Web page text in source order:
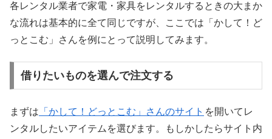
各レンタル業者で家電・家具をレンタルするときの大まか
な流れは基本的に全て同じですが、ここでは「かして！ど
っとこむ」さんを例にとって説明してみます。
借りたいものを選んで注文する
まずは 「かして！どっとこむ」さんのサイト を開いてレ
ンタルしたいアイテムを選びます。もしかしたらサイト内